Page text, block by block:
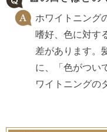
ホワイトニング
嗜好、色に対す
差があります。
に、「色がつい
ワイトニングの